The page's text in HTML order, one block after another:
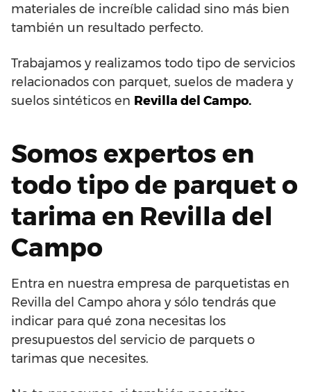
materiales de increíble calidad sino más bien
también un resultado perfecto.
Trabajamos y realizamos todo tipo de servicios
relacionados con parquet, suelos de madera y
suelos sintéticos en Revilla del Campo.
Somos expertos en
todo tipo de parquet o
tarima en Revilla del
Campo
Entra en nuestra empresa de parquetistas en
Revilla del Campo ahora y sólo tendrás que
indicar para qué zona necesitas los
presupuestos del servicio de parquets o
tarimas que necesites.